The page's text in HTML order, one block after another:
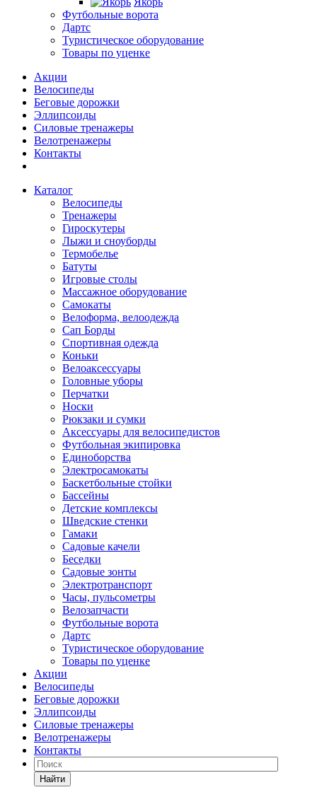
Футбольные ворота
Дартс
Туристическое оборудование
Товары по уценке
Акции
Велосипеды
Беговые дорожки
Эллипсоиды
Силовые тренажеры
Велотренажеры
Контакты
Каталог
Велосипеды
Тренажеры
Гироскутеры
Лыжи и сноуборды
Термобелье
Батуты
Игровые столы
Массажное оборудование
Самокаты
Велоформа, велоодежда
Сап Борды
Спортивная одежда
Коньки
Велоаксессуары
Головные уборы
Перчатки
Носки
Рюкзаки и сумки
Аксессуары для велосипедистов
Футбольная экипировка
Единоборства
Электросамокаты
Баскетбольные стойки
Бассейны
Детские комплексы
Шведские стенки
Гамаки
Садовые качели
Беседки
Садовые зонты
Электротранспорт
Часы, пульсометры
Велозапчасти
Футбольные ворота
Дартс
Туристическое оборудование
Товары по уценке
Акции
Велосипеды
Беговые дорожки
Эллипсоиды
Силовые тренажеры
Велотренажеры
Контакты
Найти